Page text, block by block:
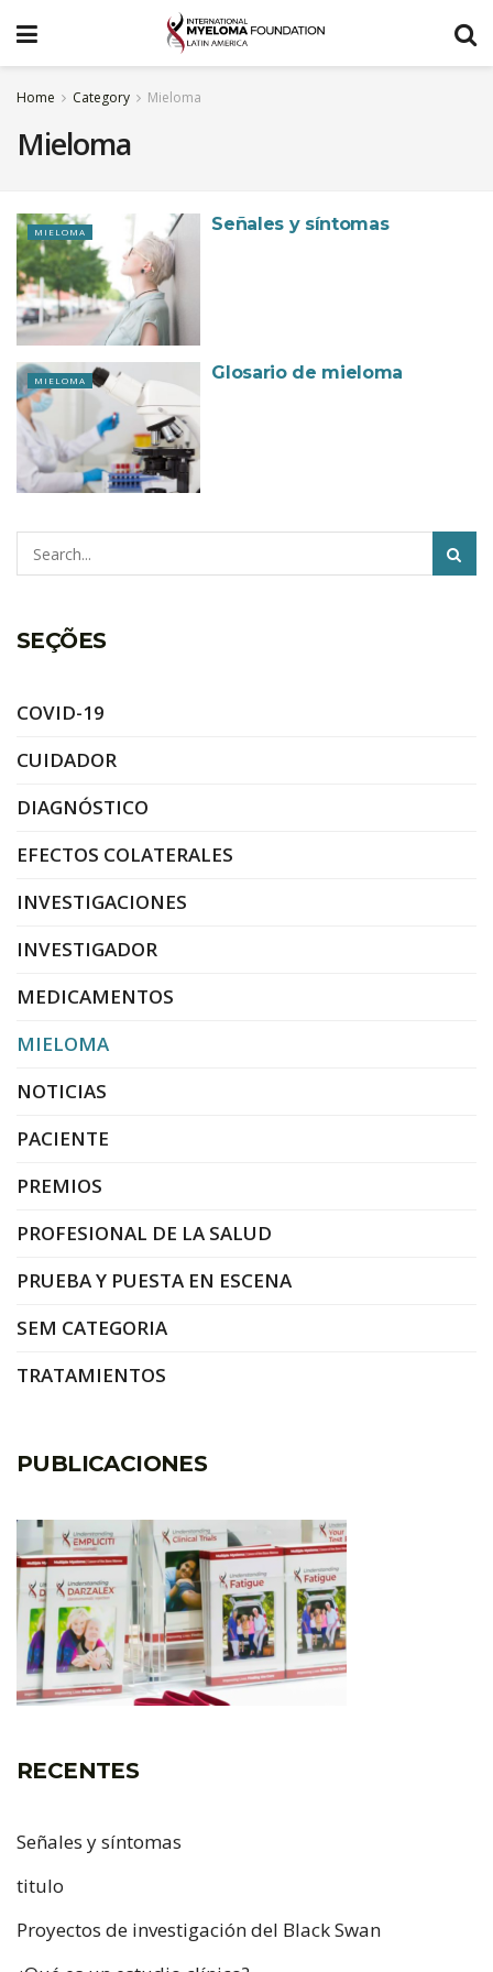
Home Category Mieloma
Mieloma
MIELOMA Señales y síntomas
MIELOMA Glosario de mieloma
Pesquisar
SEÇÕES
COVID-19
CUIDADOR
DIAGNÓSTICO
EFECTOS COLATERALES
INVESTIGACIONES
INVESTIGADOR
MEDICAMENTOS
MIELOMA
NOTICIAS
PACIENTE
PREMIOS
PROFESIONAL DE LA SALUD
PRUEBA Y PUESTA EN ESCENA
SEM CATEGORIA
TRATAMIENTOS
PUBLICACIONES
RECENTES
Señales y síntomas
titulo
Proyectos de investigación del Black Swan